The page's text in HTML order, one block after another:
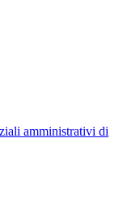
amministrativi di